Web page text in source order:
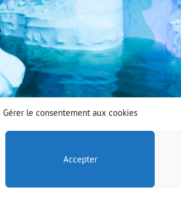
Gérer le consentement aux cookies
Accepter